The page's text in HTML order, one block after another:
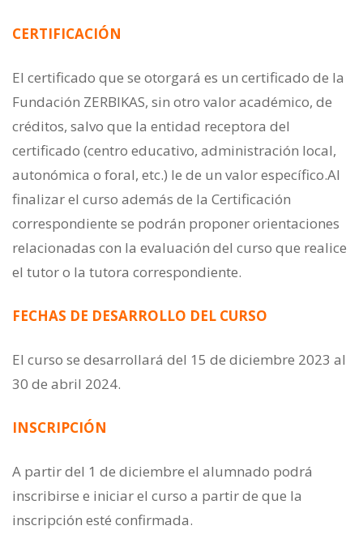
CERTIFICACIÓN
El certificado que se otorgará es un certificado de la
Fundación ZERBIKAS, sin otro valor académico, de
créditos, salvo que la entidad receptora del
certificado (centro educativo, administración local,
autonómica o foral, etc.) le de un valor específico.Al
finalizar el curso además de la Certificación
correspondiente se podrán proponer orientaciones
relacionadas con la evaluación del curso que realice
el tutor o la tutora correspondiente.
FECHAS DE DESARROLLO DEL CURSO
El curso se desarrollará del 15 de diciembre 2023 al
30 de abril 2024.
INSCRIPCIÓN
A partir del 1 de diciembre el alumnado podrá
inscribirse e iniciar el curso a partir de que la
inscripción esté confirmada.